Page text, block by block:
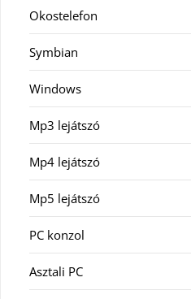
Okostelefon
Symbian
Windows
Mp3 lejátszó
Mp4 lejátszó
Mp5 lejátszó
PC konzol
Asztali PC